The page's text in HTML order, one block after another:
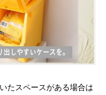
たスペースがある場合は